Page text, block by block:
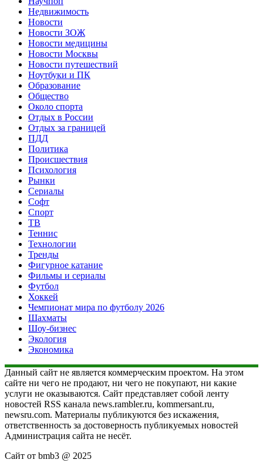
Недвижимость
Новости
Новости ЗОЖ
Новости медицины
Новости Москвы
Новости путешествий
Ноутбуки и ПК
Образование
Общество
Около спорта
Отдых в России
Отдых за границей
ПДД
Политика
Происшествия
Психология
Рынки
Сериалы
Софт
Спорт
ТВ
Теннис
Технологии
Тренды
Фигурное катание
Фильмы и сериалы
Футбол
Хоккей
Чемпионат мира по футболу 2026
Шахматы
Шоу-бизнес
Экология
Экономика
Данный сайт не является коммерческим проектом. На этом
сайте ни чего не продают, ни чего не покупают, ни какие
услуги не оказываются. Сайт представляет собой ленту
новостей RSS канала news.rambler.ru, kommersant.ru,
newsru.com. Материалы публикуются без искажения,
ответственность за достоверность публикуемых новостей
Администрация сайта не несёт.
Сайт от bmb3 @ 2025